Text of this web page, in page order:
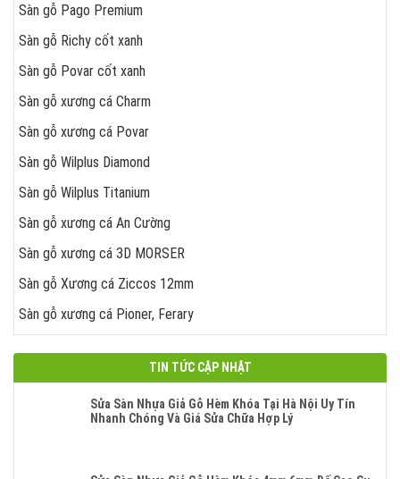
Sàn gỗ Pago Premium
Sàn gỗ Richy cốt xanh
Sàn gỗ Povar cốt xanh
Sàn gỗ xương cá Charm
Sàn gỗ xương cá Povar
Sàn gỗ Wilplus Diamond
Sàn gỗ Wilplus Titanium
Sàn gỗ xương cá An Cường
Sàn gỗ xương cá 3D MORSER
Sàn gỗ Xương cá Ziccos 12mm
Sàn gỗ xương cá Pioner, Ferary
TIN TỨC CẬP NHẬT
Sửa Sàn Nhựa Giả Gỗ Hèm Khóa Tại Hà Nội Uy Tín
Nhanh Chóng Và Giá Sửa Chữa Hợp Lý